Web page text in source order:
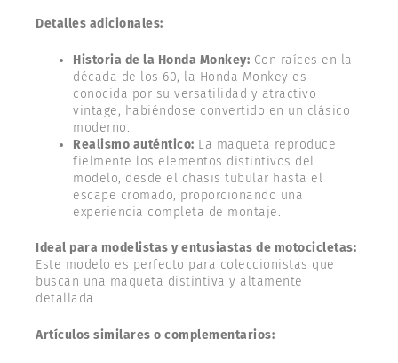
Detalles adicionales:
Historia de la Honda Monkey: Con raíces en la
década de los 60, la Honda Monkey es
conocida por su versatilidad y atractivo
vintage, habiéndose convertido en un clásico
moderno.
Realismo auténtico: La maqueta reproduce
fielmente los elementos distintivos del
modelo, desde el chasis tubular hasta el
escape cromado, proporcionando una
experiencia completa de montaje.
Ideal para modelistas y entusiastas de motocicletas:
Este modelo es perfecto para coleccionistas que
buscan una maqueta distintiva y altamente
detallada
Artículos similares o complementarios: